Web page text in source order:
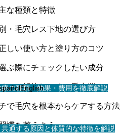
の種類・効果・費用を徹底解説
通する原因と体質的な特徴を解説
English
な種類と特徴
・毛穴レス下地の選び方
しい使い方と塗り方のコツ
ぶ際にチェックしたい成分
では解決しにくい毛穴悩み
で毛穴を根本からケアする方法
慣を整えよう